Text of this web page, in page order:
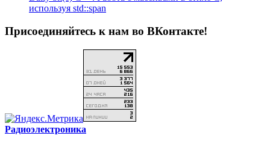
используя std::span
Присоединяйтесь к нам во ВКонтакте!
Радиоэлектроника